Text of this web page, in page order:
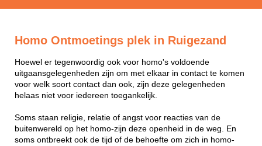
Homo Ontmoetings plek in Ruigezand
Hoewel er tegenwoordig ook voor homo's voldoende
uitgaansgelegenheden zijn om met elkaar in contact te komen
voor welk soort contact dan ook, zijn deze gelegenheden
helaas niet voor iedereen toegankelijk.
Soms staan religie, relatie of angst voor reacties van de
buitenwereld op het homo-zijn deze openheid in de weg. En
soms ontbreekt ook de tijd of de behoefte om zich in homo-